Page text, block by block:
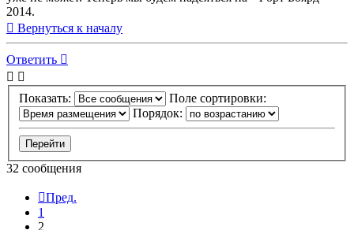
2014.
Вернуться к началу
Ответить
Показать:
Поле сортировки:
Порядок:
32 сообщения
Пред.
1
2